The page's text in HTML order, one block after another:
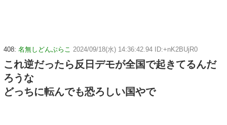
408: 名無しどんぶらこ 2024/09/18(水) 14:36:42.94 ID:+nK2BUjR0
これ逆だったら反日デモが全国で起きてるんだ
ろうな
どっちに転んでも恐ろしい国やで